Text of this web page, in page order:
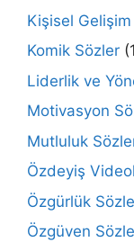
Kişisel
Komik Sözler
Liderlik ve
Motivasyon
Mutluluk
Özdeyiş
Özgürlük
Özgüven